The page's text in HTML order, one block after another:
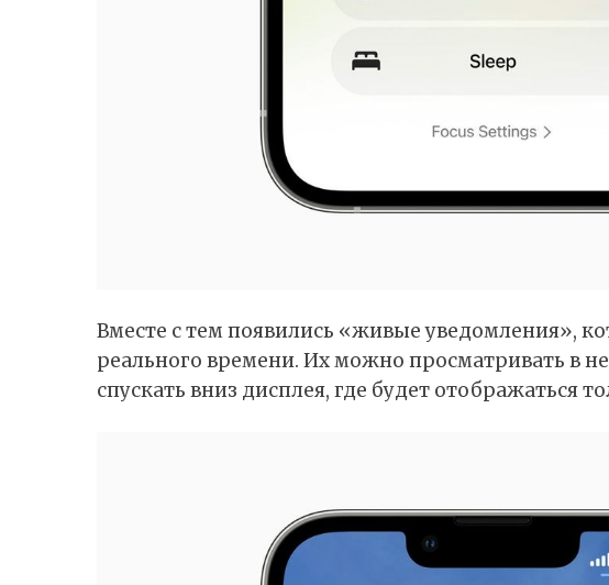
Вместе с тем появились «живые уведомления»,
реального времени. Их можно просматривать в
спускать вниз дисплея, где будет отображаться